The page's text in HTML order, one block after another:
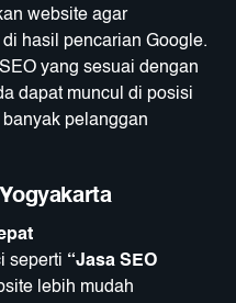
website agar
hasil pencarian Google.
yang sesuai dengan
dapat muncul di posisi
pelanggan
seperti “Jasa SEO
lebih mudah